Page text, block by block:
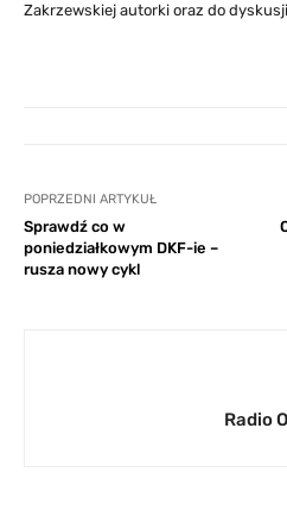
Zakrzewskiej autorki oraz do
POPRZEDNI ARTYKUŁ
Sprawdź co w
poniedziałkowym DKF-ie –
rusza nowy cykl
Radio